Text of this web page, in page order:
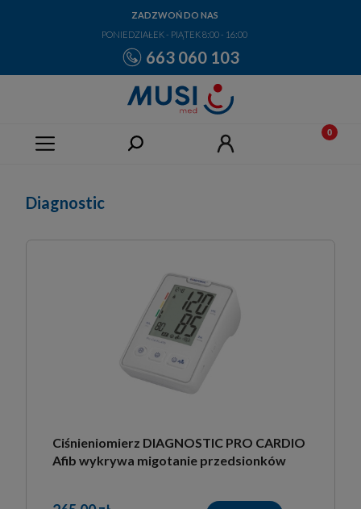
ZADZWOŃ DO NAS
PONIEDZIAŁEK - PIĄTEK 8:00 - 16:00
663 060 103
Diagnostic
Ciśnieniomierz DIAGNOSTIC PRO CARDIO
Afib wykrywa migotanie przedsionków